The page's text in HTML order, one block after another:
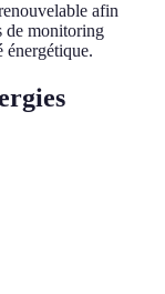
afin
de monitoring
énergétique.